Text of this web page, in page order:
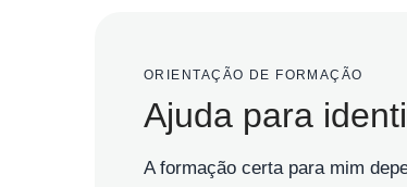
ORIENTAÇÃO DE FORMAÇÃO
Ajuda para
A formação certa para mim